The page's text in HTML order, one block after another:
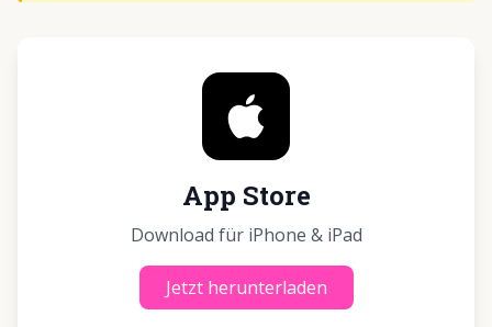
App Store
Download für iPhone & iPad
Jetzt herunterladen